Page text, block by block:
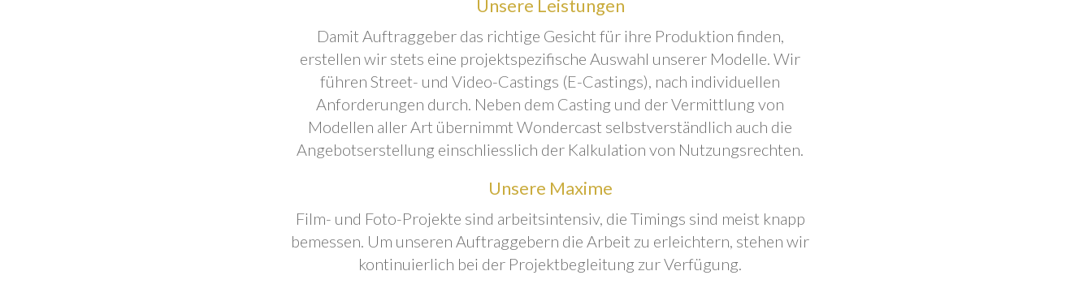
Unsere Leistungen
Damit Auftraggeber das richtige Gesicht für ihre Produktion finden,
erstellen wir stets eine projektspezifische Auswahl unserer Modelle. Wir
führen Street- und Video-Castings (E-Castings), nach individuellen
Anforderungen durch. Neben dem Casting und der Vermittlung von
Modellen aller Art übernimmt Wondercast selbstverständlich auch die
Angebotserstellung einschliesslich der Kalkulation von Nutzungsrechten.
Unsere Maxime
Film- und Foto-Projekte sind arbeitsintensiv, die Timings sind meist knapp
bemessen. Um unseren Auftraggebern die Arbeit zu erleichtern, stehen wir
kontinuierlich bei der Projektbegleitung zur Verfügung.